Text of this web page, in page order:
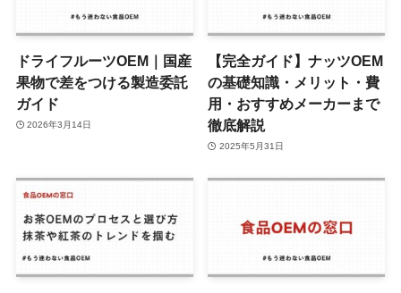
ドライフルーツOEM｜国産
果物で差をつける製造委託
ガイド
2026年3月14日
【完全ガイド】ナッツOEM
の基礎知識・メリット・費
用・おすすめメーカーまで
徹底解説
2025年5月31日